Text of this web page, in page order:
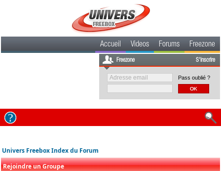
Accueil Videos Forums Freezone
Freezone S'inscrire
Pass oublié ?
Univers Freebox Index du Forum
Rejoindre un Groupe